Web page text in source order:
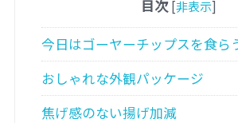
目次 [非表示]
今日はゴーヤーチップスを食ら
おしゃれな外観パッケージ
焦げ感のない揚げ加減